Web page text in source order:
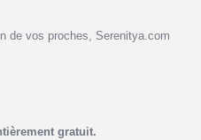
de vos proches, Serenitya.com
gratuit.